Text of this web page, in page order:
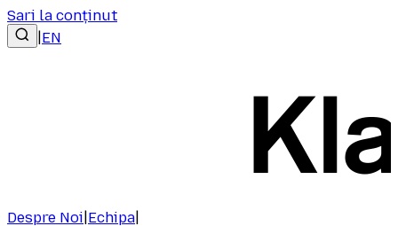
Sari la conținut
EN
Despre Noi Echipa